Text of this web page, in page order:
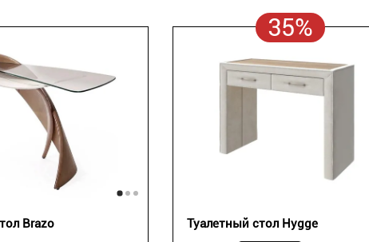
Brazo
35%
Туалетный стол Hygge